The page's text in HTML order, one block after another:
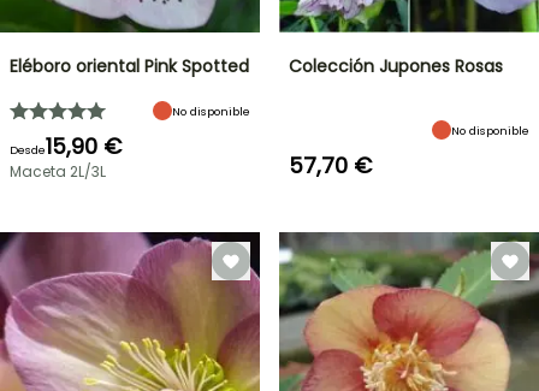
Eléboro oriental Pink Spotted
No disponible
Desde15,90 €
Maceta 2L/3L
Colección Jupones Rosas
No disponible
57,70 €